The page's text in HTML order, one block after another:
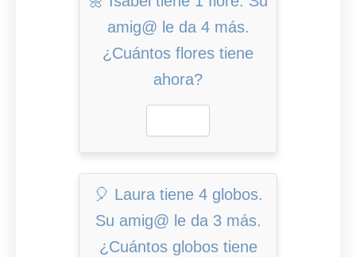
amig@ le da 4 más.
¿Cuántos flores tiene
ahora?
🎈 Laura tiene 4 globos.
Su amig@ le da 3 más.
¿Cuántos globos tiene